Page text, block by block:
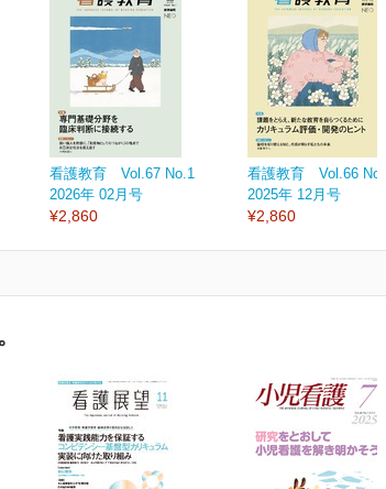
看護教育 Vol.67 No.1
2026年 02月号
¥2,860
看護教育 Vol.66 No.6
2025年 12月号
¥2,860